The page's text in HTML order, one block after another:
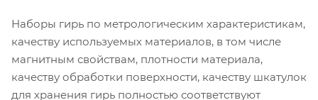
Наборы гирь по метрологическим характеристикам,
качеству используемых материалов, в том числе
магнитным свойствам, плотности материала,
качеству обработки поверхности, качеству шкатулок
для хранения гирь полностью соответствуют